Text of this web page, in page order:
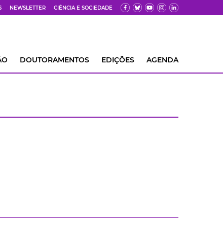
NEWSLETTER CIÊNCIA E SOCIEDADE
DOUTORAMENTOS EDIÇÕES AGENDA